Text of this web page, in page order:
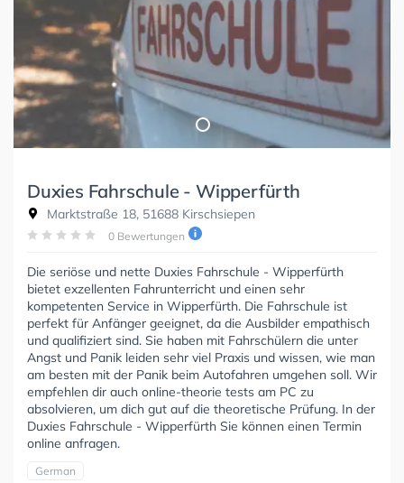
Duxies Fahrschule - Wipperfürth
Marktstraße 18, 51688 Kirschsiepen
0 Bewertungen
Die seriöse und nette Duxies Fahrschule - Wipperfürth
bietet exzellenten Fahrunterricht und einen sehr
kompetenten Service in Wipperfürth. Die Fahrschule ist
perfekt für Anfänger geeignet, da die Ausbilder empathisch
und qualifiziert sind. Sie haben mit Fahrschülern die unter
Angst und Panik leiden sehr viel Praxis und wissen, wie man
am besten mit der Panik beim Autofahren umgehen soll. Wir
empfehlen dir auch online-theorie tests am PC zu
absolvieren, um dich gut auf die theoretische Prüfung. In der
Duxies Fahrschule - Wipperfürth Sie können einen Termin
online anfragen.
German